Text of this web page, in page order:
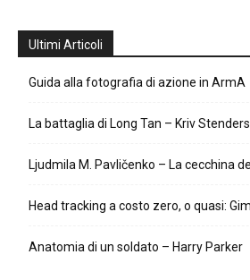
Ultimi Articoli
Guida alla fotografia di azione in ArmA
La battaglia di Long Tan – Kriv
Ljudmila M. Pavličenko – La cecchina
Head tracking a costo zero, o quasi:
Anatomia di un soldato – Harry Parker